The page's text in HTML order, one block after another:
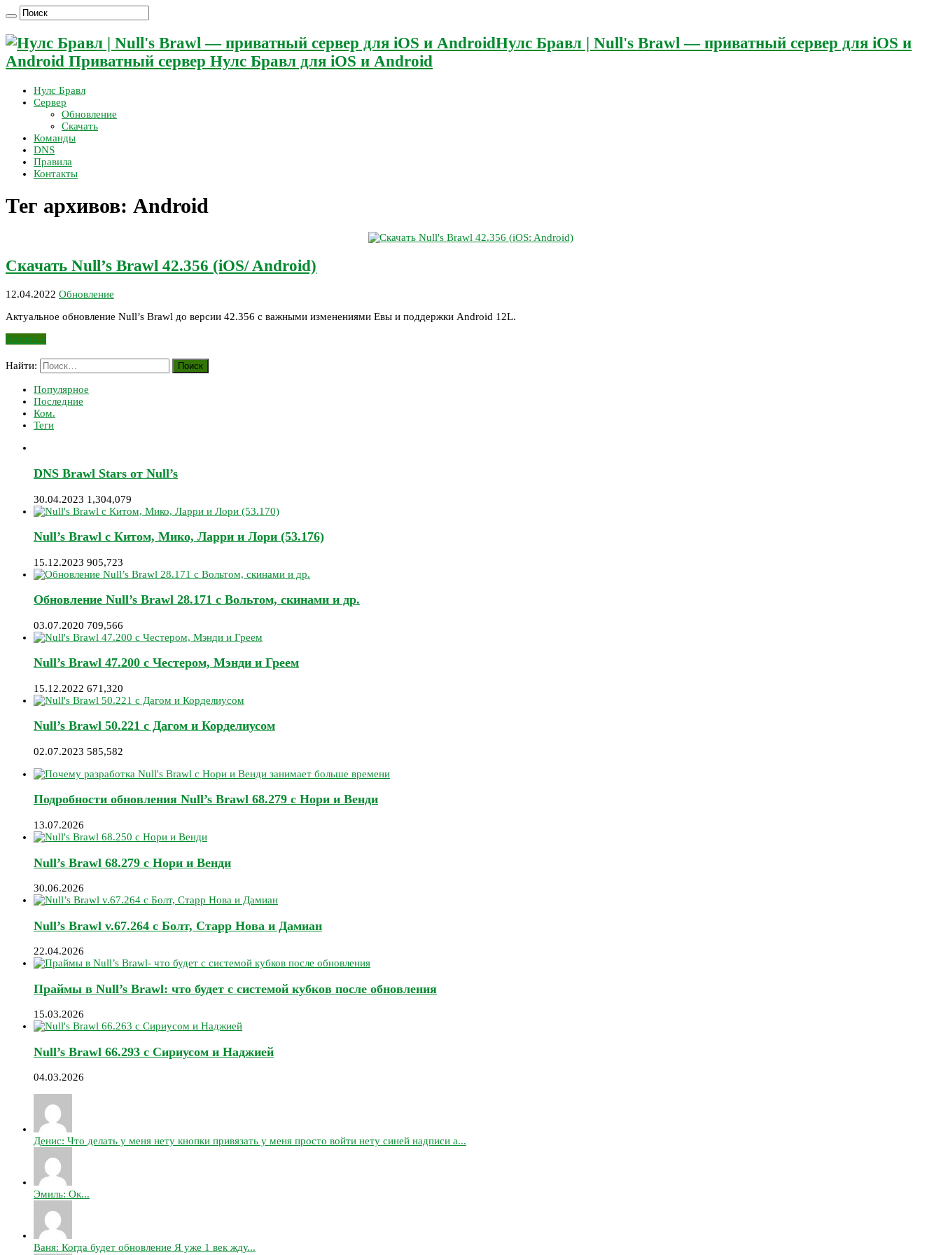
Нулс Бравл | Null's Brawl — приватный сервер для iOS и
Android Приватный сервер Нулс Бравл для iOS и Android
Нулс Бравл
Сервер
Обновление
Скачать
Команды
DNS
Правила
Контакты
Тег архивов: Android
Скачать Null’s Brawl 42.356 (iOS/ Android)
12.04.2022 Обновление
Актуальное обновление Null’s Brawl до версии 42.356 с важными изменениями Евы и поддержки Android 12L.
Читать »
Найти:
Популярное
Последние
Ком.
Теги
DNS Brawl Stars от Null’s
30.04.2023 1,304,079
Null’s Brawl с Китом, Мико, Ларри и Лори (53.176)
15.12.2023 905,723
Обновление Null’s Brawl 28.171 с Вольтом, скинами и др.
03.07.2020 709,566
Null’s Brawl 47.200 с Честером, Мэнди и Греем
15.12.2022 671,320
Null’s Brawl 50.221 с Дагом и Корделиусом
02.07.2023 585,582
Подробности обновления Null’s Brawl 68.279 с Нори и Венди
13.07.2026
Null’s Brawl 68.279 с Нори и Венди
30.06.2026
Null’s Brawl v.67.264 с Болт, Старр Нова и Дамиан
22.04.2026
Праймы в Null’s Brawl: что будет с системой кубков после обновления
15.03.2026
Null’s Brawl 66.293 с Сириусом и Наджией
04.03.2026
Денис: Что делать у меня нету кнопки привязать у меня просто войти нету синей надписи а...
Эмиль: Ок...
Ваня: Когда будет обновление Я уже 1 век жду...